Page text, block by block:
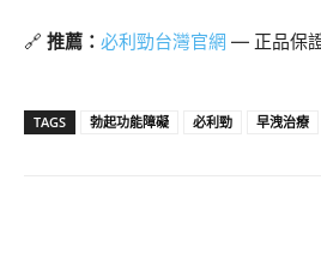
🔗 推薦： 必利勁台灣官網 — 正品保
TAGS 勃起功能障礙 必利勁 早洩治療